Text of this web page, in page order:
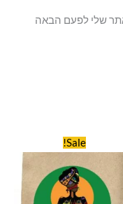
שלי לפעם הבאה
Sale!
המחיר
המקורי
₪79.00.
הנוכחי
₪69.00.